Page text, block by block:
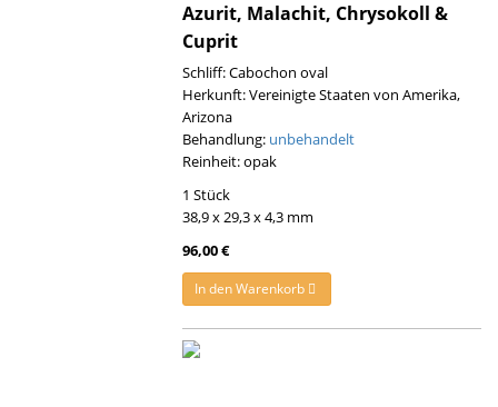
Azurit, Malachit, Chrysokoll &
Cuprit
Schliff: Cabochon oval
Herkunft: Vereinigte Staaten von Amerika,
Arizona
Behandlung: unbehandelt
Reinheit: opak
1 Stück
38,9 x 29,3 x 4,3 mm
96,00 €
In den Warenkorb